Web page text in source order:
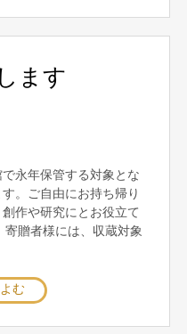
ます
永年保管する対象とな
。ご自由にお持ち帰り
作や研究にとお役立て
贈者様には、収蔵対象
む